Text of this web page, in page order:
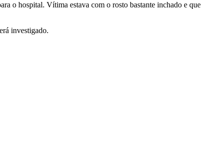
o hospital. Vítima estava com o rosto bastante inchado e que
investigado.